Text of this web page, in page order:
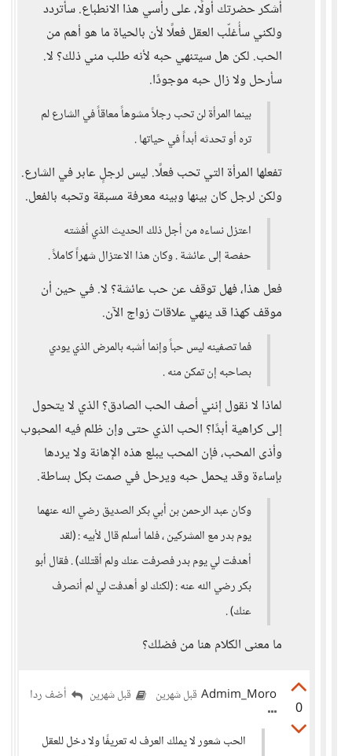
أشكر حضرتك أولًا، على رأسي هذا الانطباع. سأتردد
ولكني سأُغلّب العقل فعلًا لأن بالحياة ما هو أهم من
الحب. لكن هل سيتنهي حبه لأنه طلب مني ذلك؟ لا.
سأرحل ولا زال حبه موجودًا.
بينما المرأة لن تحب رجلاً مشوهاً معاقاً في الشارع لم
تره أو تحدثه أبداً في حياتها .
تفعلها المرأة التي تحب فعلًا. ليس لرجلٍ عابر في الشارع.
ولكن لرجل كان بينها وبينه معرفة مسبقة وتحبه بالفعل.
اعتزل نساءه من أجل ذلك الحديث الذي أفشته
حفصة إلى عائشة . وكان هذا الاعتزال شهراً كاملاً .
فعل هذا، فهل توقف عن حب عائشة؟ لا. في حين أن
موقف كهذا قد ينهي علاقات زواج الآن.
فما تصفينه ليس حباً وإنما أشبه بالمرض الذي يودي
بصاحبه إن تمكن منه .
لماذا لا نقول إنني أصف الحب الصادق؟ الذي لا يتحول
إلى كراهية أبدًا؟ الحب الذي حتى وإن ظلم فيه المحبوب
وأذى المحب، فإن المحب يبلع هذه الإهانة ولا يردها
بإساءة وقد يحمل حبه ويرحل في صمت بكل بساطة.
وكان عبد الرحمن بن أبي بكر الصديق رضي الله عنهما
يوم بدر مع المشركين ، فلما أسلم قال لأبيه : (لقد
أهدفت لي يوم بدر فصرفت عنك ولم أقتلك) . فقال أبو
بكر رضي الله عنه : (لكنك لو أهدفت لي لم أنصرف
عنك) .
ما معنى الكلام هنا من فضلك؟
0
Admim_Moro قبل شهرين قبل شهرين أضف ردا
الحب شعور لا يملك العرف له تعريفًا ولا دخل للعقل